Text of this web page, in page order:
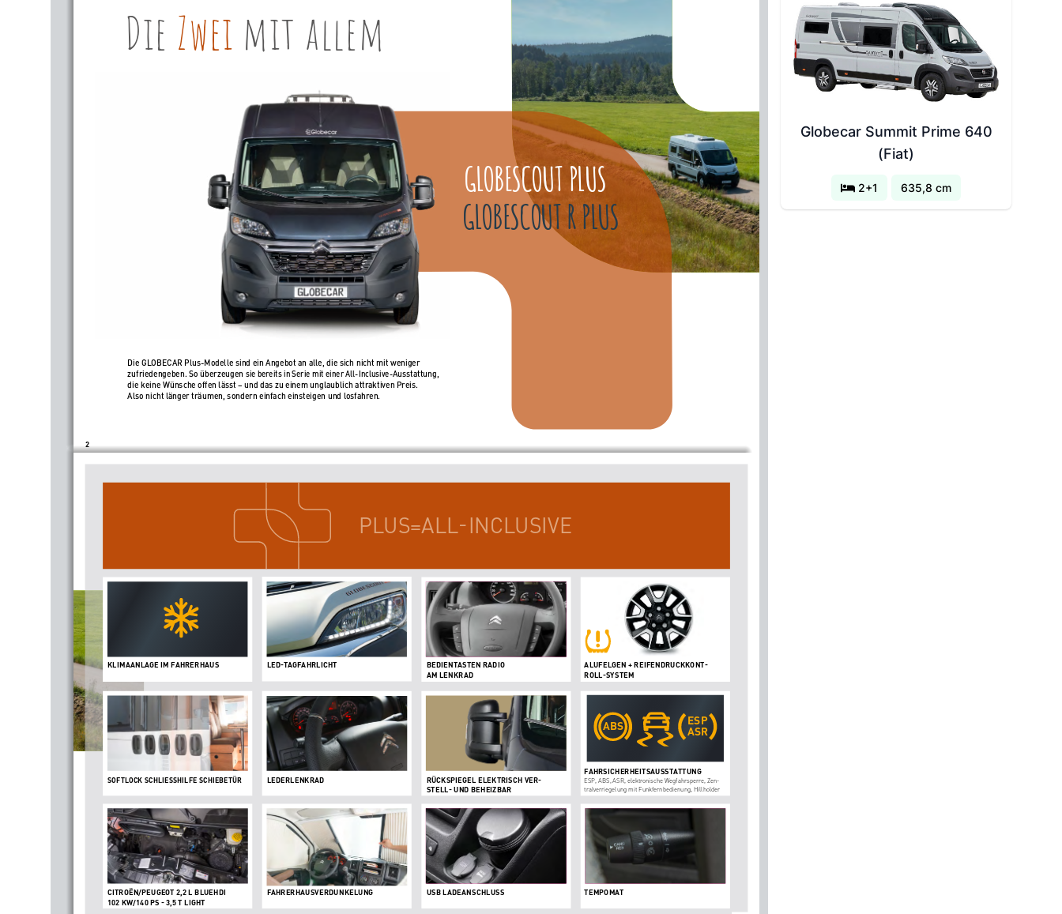
Die Zwei mit allem
GLOBESCOUT  PLUS
GLOBESCOUT  R  PLUS
Die GLOBECAR Plus-Modelle sind ein Angebot an alle, die sich nicht mit weniger
zufriedengeben. So überzeugen sie bereits in Serie mit einer All-Inclusive- Ausstattung,
die keine Wünsche offen lässt – und das zu einem unglaublich attraktiven Preis.
Also nicht länger träumen, sondern einfach einsteigen und losfahren.
2
KLIMAANLAGE IM FAHRERHAUS LED-TAGFAHRLICHT
FAHRSICHERHEITSAUSSTATTUNG
ESP, ABS, ASR, elektronische Wegfahrsperre, Zen
tralverriegelung mit Funkfernbedienung, Hillholder
BEDIENTASTEN RADIO
AM LENKRAD
SOFTLOCK SCHLIESSHILFE SCHIEBETÜR LEDERLENKRAD RÜCKSPIEGEL ELEKTRISCH VER-
STELL- UND BEHEIZBAR
CITROËN/PEUGEOT 2,2 L BLUEHDI
102 KW/140 PS - 3,5 T LIGHT
FAHRERHAUSVERDUNKELUNG USB LADEANSCHLUSS
ALUFELGEN + REIFENDRUCKKONT-
ROLL-SYSTEM
TEMPOMAT
PLUS=ALL-INCLUSIVE
ABS
ESP
ASR
Globecar Summit Prime 640
(Fiat)
2+1 635,8 cm